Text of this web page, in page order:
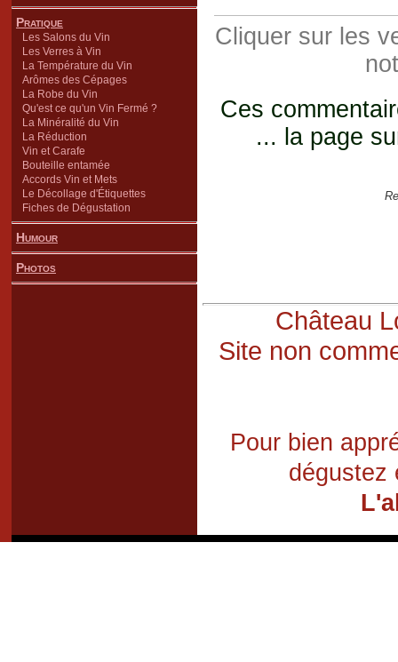
Pratique
Les Salons du Vin
Les Verres à Vin
La Température du Vin
Arômes des Cépages
La Robe du Vin
Qu'est ce qu'un Vin Fermé ?
La Minéralité du Vin
La Réduction
Vin et Carafe
Bouteille entamée
Accords Vin et Mets
Le Décollage d'Étiquettes
Fiches de Dégustation
Humour
Photos
Cliquer sur les
Ces
... la page
Château
Site non
Pour bien
dégustez